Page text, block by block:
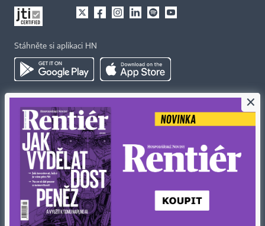
Stáhněte si aplikaci HN
Kontakty
Tiráž redakce HN
Economia
Kariéra v HN
Ceník inzerce
Ochrana osobních údajů
Prohlášení o cookies
Nastavení soukromí
Všeobecné smluvní podmínky
×